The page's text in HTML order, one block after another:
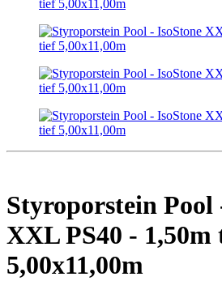
Styroporstein Pool
XXL PS40 - 1,50m
5,00x11,00m